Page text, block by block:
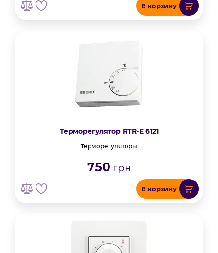
В корзину
Терморегулятор RTR-E 6121
Терморегуляторы
750 грн
В корзину